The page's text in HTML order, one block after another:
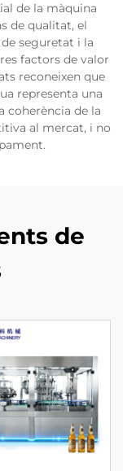
de la màquina
de qualitat, el
seguretat i la
factors de valor
reconeixen que
representa una
coherència de la
al mercat, i no
de